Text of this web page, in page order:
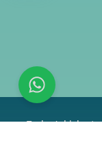
Turkey's highest